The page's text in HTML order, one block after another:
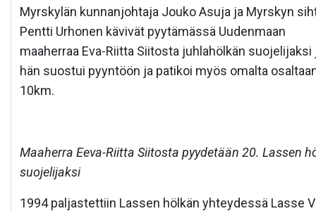
Myrskylän kunnanjohtaja Jouko Asuja ja Myrskyn
Pentti Urhonen kävivät pyytämässä Uudenmaan
maaherraa Eva-Riitta Siitosta juhlahölkän suojelijaksi
hän suostui pyyntöön ja patikoi myös omalta
10km.
Maaherra Eeva-Riitta Siitosta pyydetään 20. Lassen
suojelijaksi
1994 paljastettiin Lassen hölkän yhteydessä Lasse